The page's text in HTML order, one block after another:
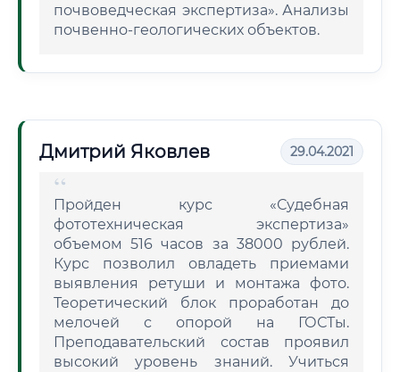
почвоведческая экспертиза». Анализы
почвенно-геологических объектов.
Дмитрий Яковлев 29.04.2021
Пройден курс «Судебная
фототехническая экспертиза»
объемом 516 часов за 38000 рублей.
Курс позволил овладеть приемами
выявления ретуши и монтажа фото.
Теоретический блок проработан до
мелочей с опорой на ГОСТы.
Преподавательский состав проявил
высокий уровень знаний. Учиться